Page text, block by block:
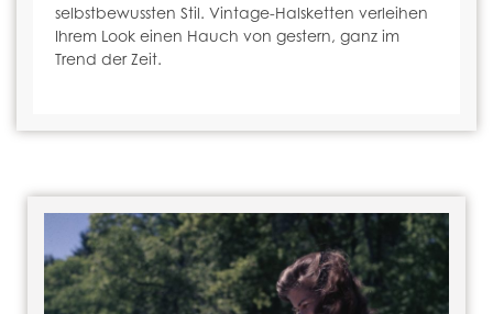
selbstbewussten Stil. Vintage-Halsketten verleihen
Ihrem Look einen Hauch von gestern, ganz im
Trend der Zeit.